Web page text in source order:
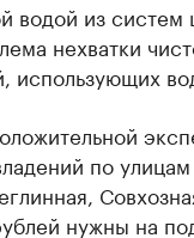
водой из систем
нехватки
использующих
по улицам
нужны на